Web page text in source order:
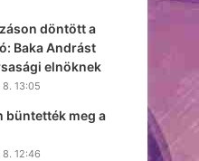
döntött a
Baka Andrást
elnöknek
13:05
büntették meg a
12:46